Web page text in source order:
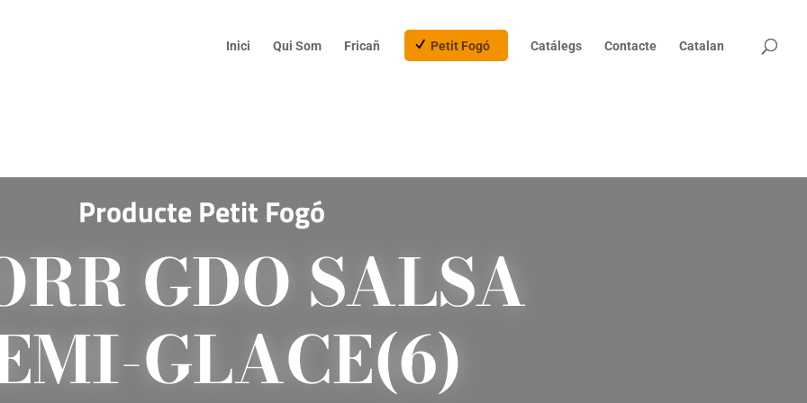
Inici Qui Som Fricañ Petit Fogó Catálegs Contacte Catalan
Producte Petit Fogó
GDO SALSA
GLACE(6)